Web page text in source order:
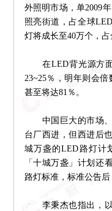
外照明市场，单2009
照亮街道，占全球
灯将成长至40万个，占
在LED背光源方
23~25％，明年则会
甚至将达81％。
中国巨大的市场
台厂西进，但西进后
城万盏的LED路灯计
「十城万盏」计划还
路灯标准，标准公告后
李秉杰也指出，